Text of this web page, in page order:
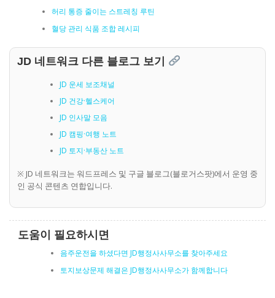
허리 통증 줄이는 스트레칭 루틴
혈당 관리 식품 조합 레시피
JD 네트워크 다른 블로그 보기
JD 운세 보조채널
JD 건강·헬스케어
JD 인사말 모음
JD 캠핑·여행 노트
JD 토지·부동산 노트
※ JD 네트워크는 워드프레스 및 구글 블로그(블로거스팟)에서 운영 중
인 공식 콘텐츠 연합입니다.
도움이 필요하시면
음주운전을 하셨다면 JD행정사사무소를 찾아주세요
토지보상문제 해결은 JD행정사사무소가 함께합니다